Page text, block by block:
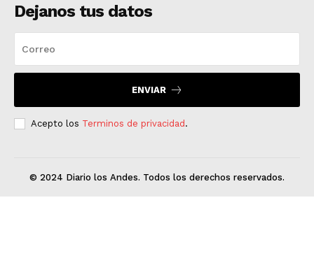
Dejanos tus datos
ENVIAR
Acepto los Terminos de privacidad.
© 2024 Diario los Andes. Todos los derechos reservados.